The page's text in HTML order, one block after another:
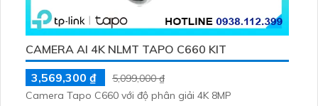
CAMERA AI 4K NLMT TAPO C660 KIT
3,569,300 ₫
5,099,000 ₫
Camera Tapo C660 với độ phân giải 4K 8MP